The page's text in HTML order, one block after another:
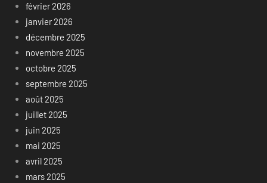
février 2026
janvier 2026
décembre 2025
novembre 2025
octobre 2025
septembre 2025
août 2025
juillet 2025
juin 2025
mai 2025
avril 2025
mars 2025